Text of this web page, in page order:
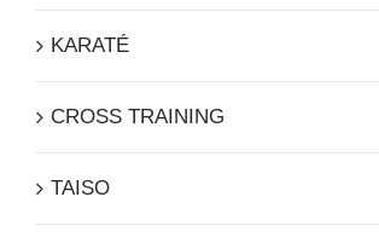
KARATÉ
CROSS TRAINING
TAISO